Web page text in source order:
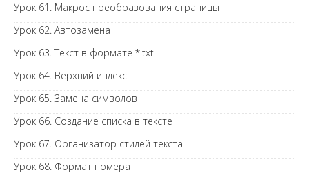
Урок 61. Макрос преобразования страницы
Урок 62. Автозамена
Урок 63. Текст в формате *.txt
Урок 64. Верхний индекс
Урок 65. Замена символов
Урок 66. Создание списка в тексте
Урок 67. Организатор стилей текста
Урок 68. Формат номера